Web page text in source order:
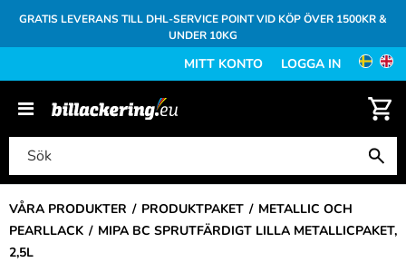
GRATIS LEVERANS TILL DHL-SERVICE POINT VID KÖP ÖVER 1500KR &
UNDER 10KG
MITT KONTO LOGGA IN
VÅRA PRODUKTER PRODUKTPAKET
METALLIC OCH
PEARLLACK
MIPA BC SPRUTFÄRDIGT LILLA METALLICPAKET,
2,5L